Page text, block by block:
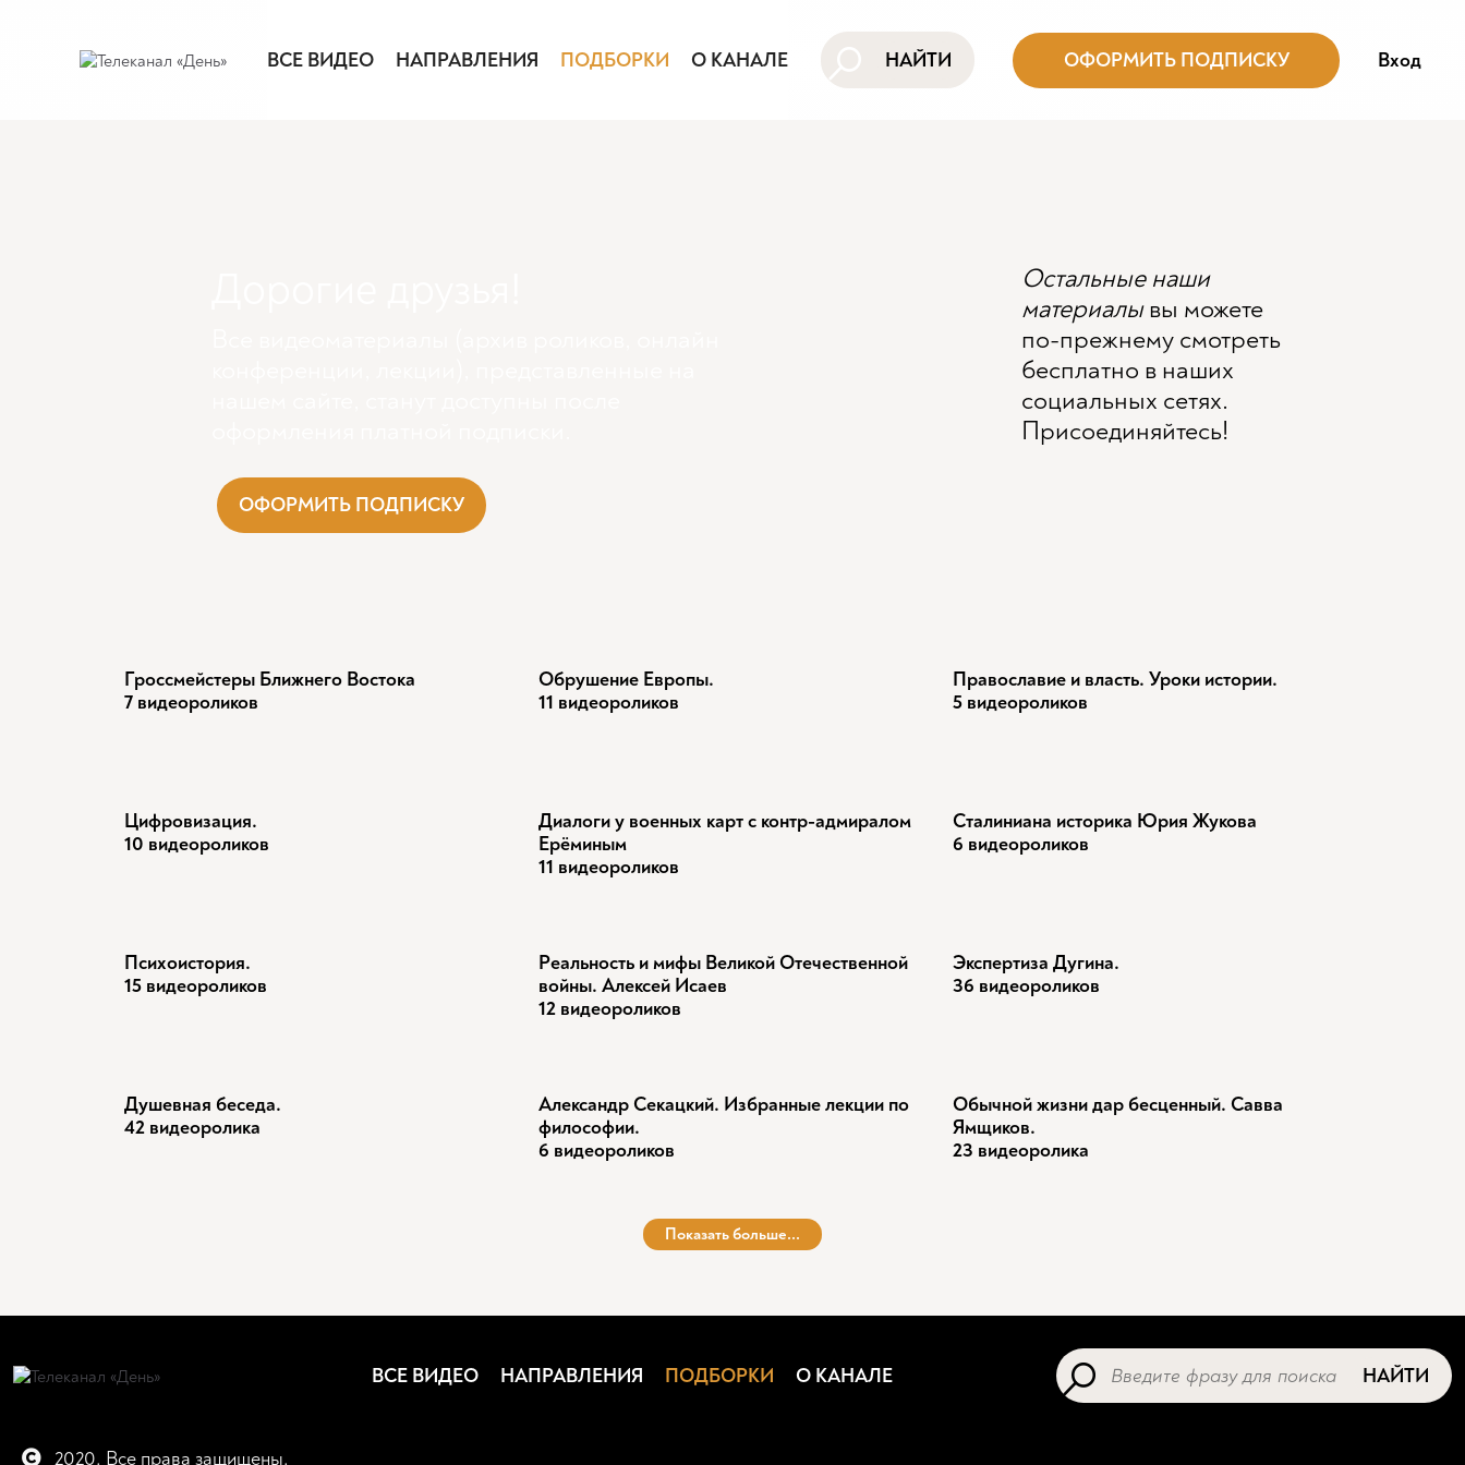
ВСЕ ВИДЕО НАПРАВЛЕНИЯ ПОДБОРКИ О КАНАЛЕ НАЙТИ ОФОРМИТЬ ПОДПИСКУ Вход
ОФОРМИТЬ ПОДПИСКУ
Остальные наши
материалывы можете
по-прежнему смотреть
бесплатно в наших
социальных сетях.
Присоединяйтесь!
Гроссмейстеры Ближнего Востока
7 видеороликов
Обрушение Европы.
11 видеороликов
Православие и власть. Уроки истории.
5 видеороликов
Цифровизация.
10 видеороликов
Диалоги у военных карт с контр-адмиралом
Ерёминым
11 видеороликов
Сталиниана историка Юрия Жукова
6 видеороликов
Психоистория.
15 видеороликов
Реальность и мифы Великой Отечественной
войны. Алексей Исаев
12 видеороликов
Экспертиза Дугина.
36 видеороликов
Душевная беседа.
42 видеоролика
Александр Секацкий. Избранные лекции по
философии.
6 видеороликов
Обычной жизни дар бесценный. Савва
Ямщиков.
23 видеоролика
Показать больше...
ВСЕ ВИДЕО НАПРАВЛЕНИЯ ПОДБОРКИ О КАНАЛЕ НАЙТИ
2020. Все права защищены.